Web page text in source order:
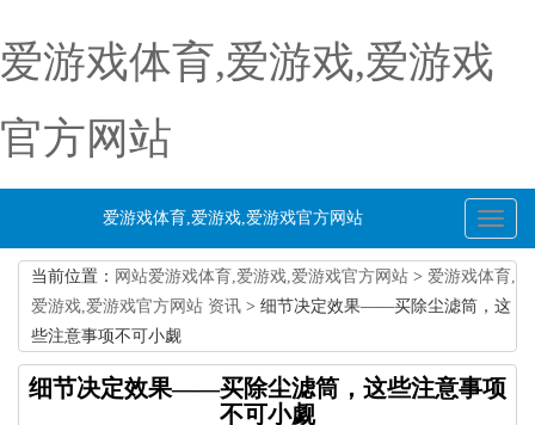
爱游戏体育,爱游戏,爱游戏
官方网站
Toggle
爱游戏体育,爱游戏,爱游戏官方网站
当前位置： 网站爱游戏体育,爱游戏,爱游戏官方网站 > 爱游戏体育,
爱游戏,爱游戏官方网站 资讯 > 细节决定效果——买除尘滤筒，这
些注意事项不可小觑
细节决定效果——买除尘滤筒，这些注意事项
不可小觑